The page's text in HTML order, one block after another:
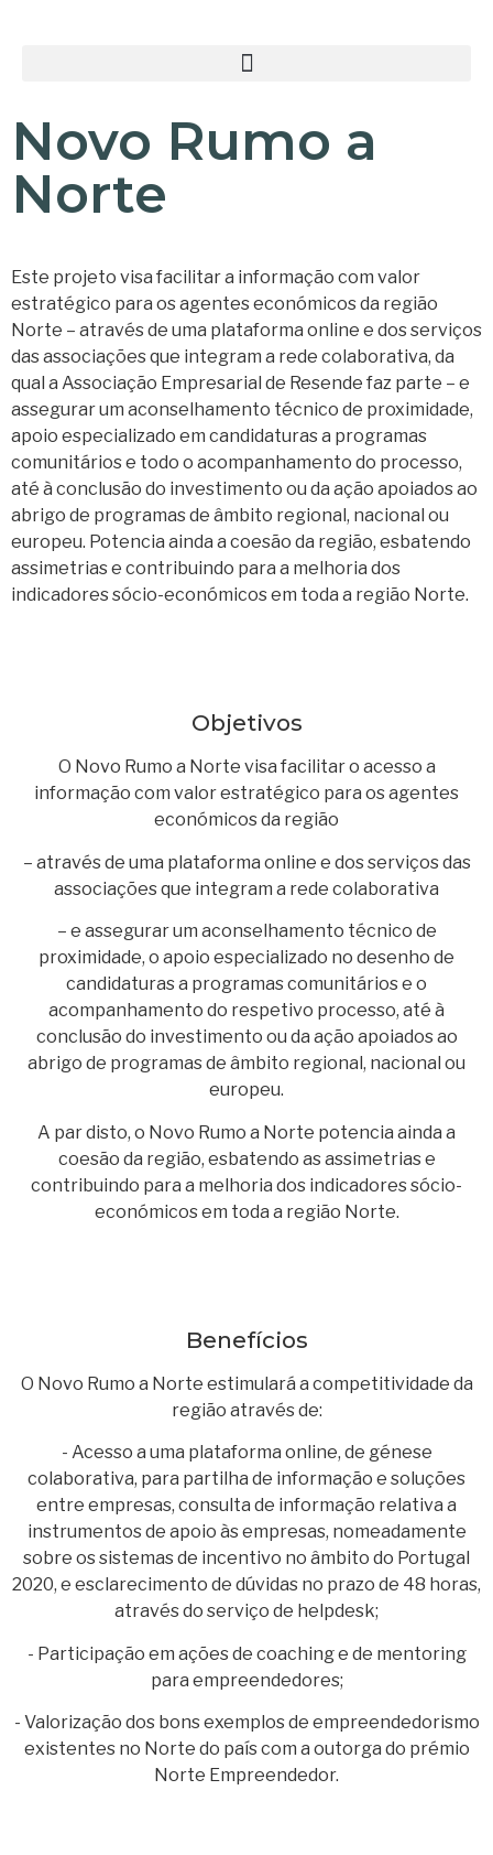
Novo Rumo a
Norte
Este projeto visa facilitar a informação com valor
estratégico para os agentes económicos da região
Norte – através de uma plataforma online e dos serviços
das associações que integram a rede colaborativa, da
qual a Associação Empresarial de Resende faz parte – e
assegurar um aconselhamento técnico de proximidade,
apoio especializado em candidaturas a programas
comunitários e todo o acompanhamento do processo,
até à conclusão do investimento ou da ação apoiados ao
abrigo de programas de âmbito regional, nacional ou
europeu. Potencia ainda a coesão da região, esbatendo
assimetrias e contribuindo para a melhoria dos
indicadores sócio-económicos em toda a região Norte.
Objetivos
O Novo Rumo a Norte visa facilitar o acesso a
informação com valor estratégico para os agentes
económicos da região
– através de uma plataforma online e dos serviços das
associações que integram a rede colaborativa
– e assegurar um aconselhamento técnico de
proximidade, o apoio especializado no desenho de
candidaturas a programas comunitários e o
acompanhamento do respetivo processo, até à
conclusão do investimento ou da ação apoiados ao
abrigo de programas de âmbito regional, nacional ou
europeu.
A par disto, o Novo Rumo a Norte potencia ainda a
coesão da região, esbatendo as assimetrias e
contribuindo para a melhoria dos indicadores sócio-
económicos em toda a região Norte.
Benefícios
O Novo Rumo a Norte estimulará a competitividade da
região através de:
- Acesso a uma plataforma online, de génese
colaborativa, para partilha de informação e soluções
entre empresas, consulta de informação relativa a
instrumentos de apoio às empresas, nomeadamente
sobre os sistemas de incentivo no âmbito do Portugal
2020, e esclarecimento de dúvidas no prazo de 48 horas,
através do serviço de helpdesk;
- Participação em ações de coaching e de mentoring
para empreendedores;
- Valorização dos bons exemplos de empreendedorismo
existentes no Norte do país com a outorga do prémio
Norte Empreendedor.